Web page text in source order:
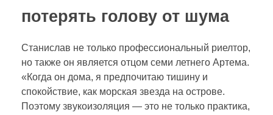
потерять голову от шума
Станислав не только профессиональный риелтор,
но также он является отцом семи летнего Артема.
«Когда он дома, я предпочитаю тишину и
спокойствие, как морская звезда на острове.
Поэтому звукоизоляция — это не только практика,